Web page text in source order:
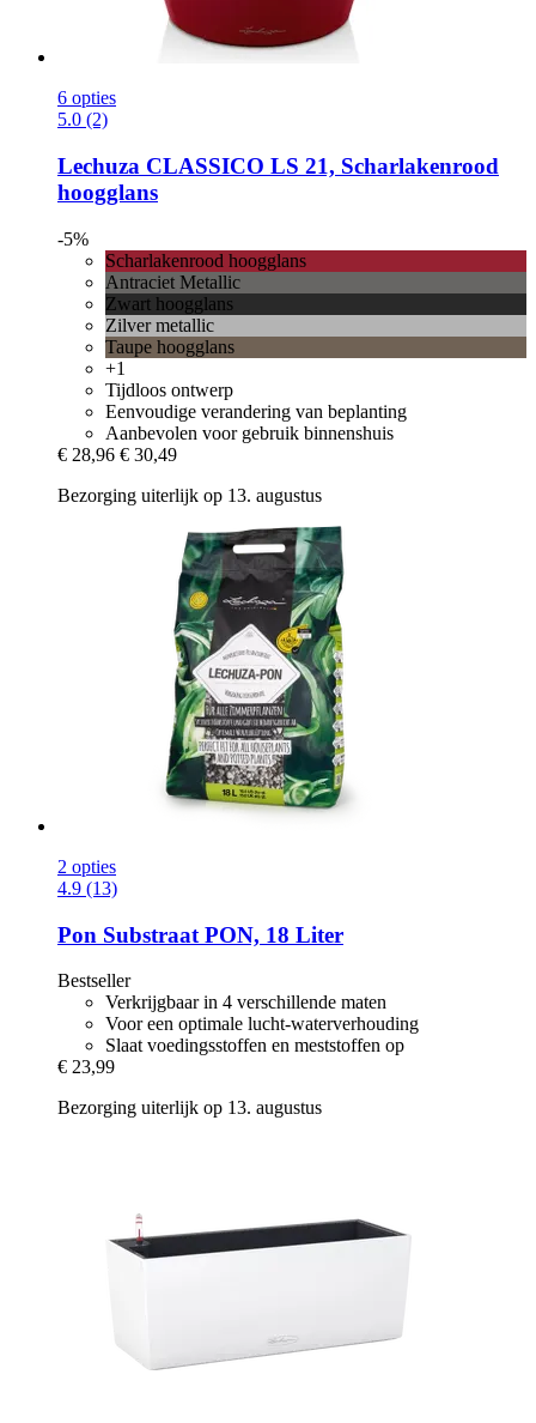
6 opties
5.0 (2)
Lechuza CLASSICO LS 21, Scharlakenrood
hoogglans
-5%
Scharlakenrood hoogglans
Antraciet Metallic
Zwart hoogglans
Zilver metallic
Taupe hoogglans
+1
Tijdloos ontwerp
Eenvoudige verandering van beplanting
Aanbevolen voor gebruik binnenshuis
€ 28,96 € 30,49
Bezorging uiterlijk op 13. augustus
2 opties
4.9 (13)
Pon Substraat PON, 18 Liter
Bestseller
Verkrijgbaar in 4 verschillende maten
Voor een optimale lucht-waterverhouding
Slaat voedingsstoffen en meststoffen op
€ 23,99
Bezorging uiterlijk op 13. augustus